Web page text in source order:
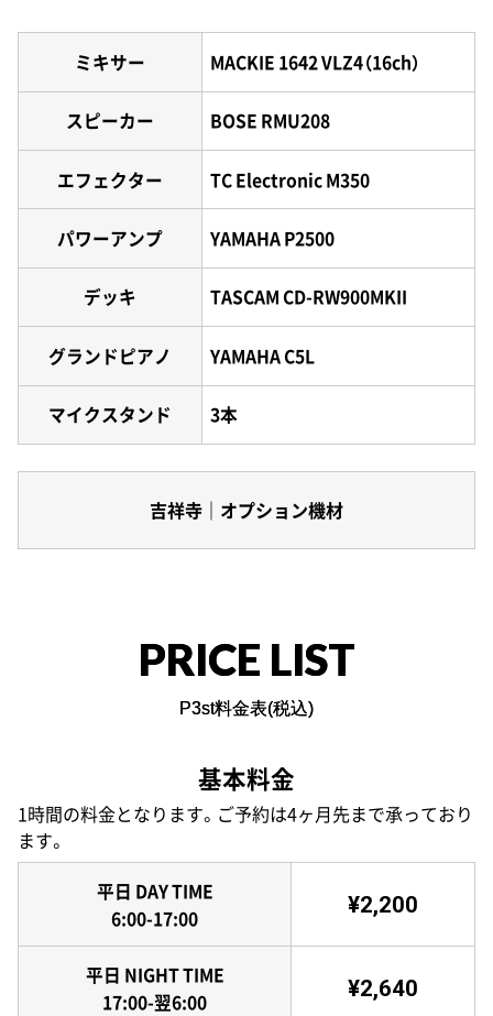
ミキサー MACKIE 1642 VLZ4（16ch）
スピーカー BOSE RMU208
エフェクター TC Electronic M350
パワーアンプ YAMAHA P2500
デッキ TASCAM CD-RW900MKII
グランドピアノ YAMAHA C5L
マイクスタンド 3本
吉祥寺｜オプション機材
PRICE LIST
P3st料金表(税込)
基本料金
1時間の料金となります。ご予約は4ヶ月先まで承っており
ます。
平日 DAY TIME
6:00-17:00
¥2,200
平日 NIGHT TIME
17:00-翌6:00
¥2,640